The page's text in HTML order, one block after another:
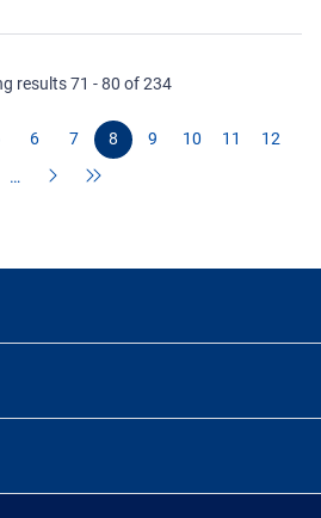
results 71 - 80 of 234
6 7 8 9 10 11
12
…